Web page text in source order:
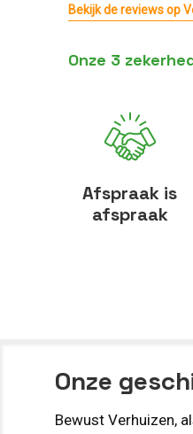
Bekijk de reviews op
Onze 3
Afspraak is
afspraak
Onze
Bewust Verhuizen,